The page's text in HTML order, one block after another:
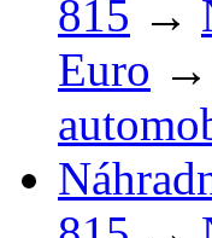
815 →
Euro →